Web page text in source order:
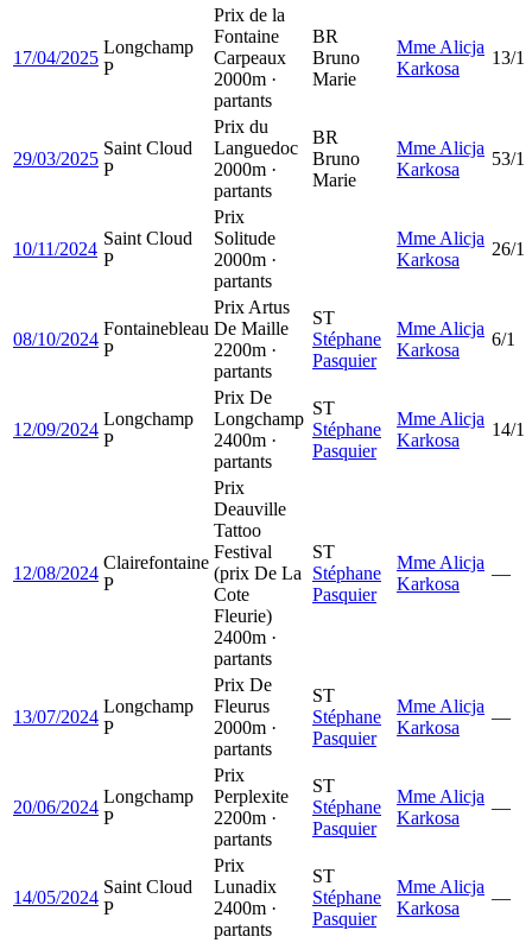
17/04/2025
Longchamp
P
Prix de la
Fontaine
Carpeaux
2000m ·
partants
BR
Bruno
Marie
Mme Alicja
Karkosa
13/1
29/03/2025
Saint Cloud
P
Prix du
Languedoc
2000m ·
partants
BR
Bruno
Marie
Mme Alicja
Karkosa
53/1
10/11/2024
Saint Cloud
P
Prix
Solitude
2000m ·
partants
Mme Alicja
Karkosa
26/1
08/10/2024
Fontainebleau
P
Prix Artus
De Maille
2200m ·
partants
ST
Stéphane
Pasquier
Mme Alicja
Karkosa
6/1
12/09/2024
Longchamp
P
Prix De
Longchamp
2400m ·
partants
ST
Stéphane
Pasquier
Mme Alicja
Karkosa
14/1
12/08/2024
Clairefontaine
P
Prix
Deauville
Tattoo
Festival
(prix De La
Cote
Fleurie)
2400m ·
partants
ST
Stéphane
Pasquier
Mme Alicja
Karkosa
—
13/07/2024
Longchamp
P
Prix De
Fleurus
2000m ·
partants
ST
Stéphane
Pasquier
Mme Alicja
Karkosa
—
20/06/2024
Longchamp
P
Prix
Perplexite
2200m ·
partants
ST
Stéphane
Pasquier
Mme Alicja
Karkosa
—
14/05/2024
Saint Cloud
P
Prix
Lunadix
2400m ·
partants
ST
Stéphane
Pasquier
Mme Alicja
Karkosa
—